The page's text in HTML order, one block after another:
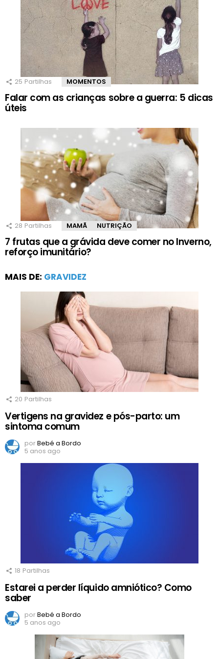
25 Partilhas MOMENTOS
Falar com as crianças sobre a guerra: 5 dicas
úteis
28 Partilhas MAMÃ NUTRIÇÃO
7 frutas que a grávida deve comer no Inverno,
reforço imunitário?
MAIS DE: GRAVIDEZ
20 Partilhas
Vertigens na gravidez e pós-parto: um
sintoma comum
porBebé a Bordo
5 anos ago
18 Partilhas
Estarei a perder líquido amniótico? Como
saber
porBebé a Bordo
5 anos ago